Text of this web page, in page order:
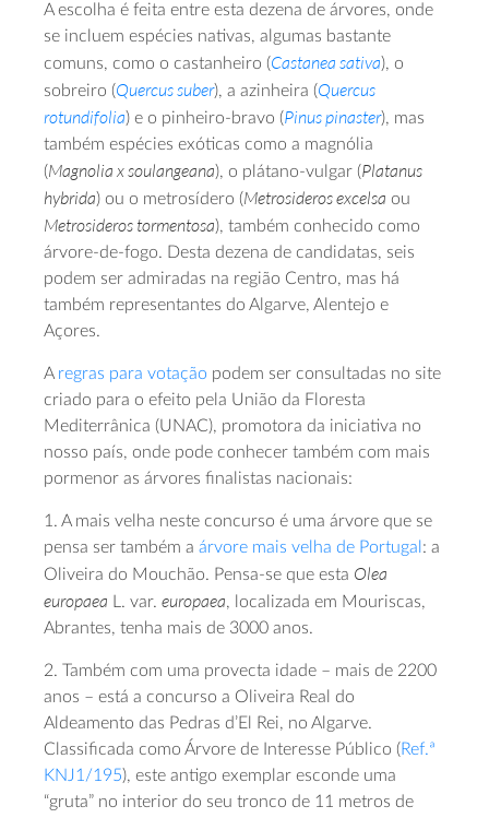
A escolha é feita entre esta dezena de árvores, onde
se incluem espécies nativas, algumas bastante
comuns, como o castanheiro (Castanea sativa), o
sobreiro (Quercus suber), a azinheira (Quercus
rotundifolia) e o pinheiro-bravo (Pinus pinaster), mas
também espécies exóticas como a magnólia
(Magnolia x soulangeana), o plátano-vulgar (Platanus
hybrida) ou o metrosídero (Metrosideros excelsa ou
Metrosideros tormentosa), também conhecido como
árvore-de-fogo. Desta dezena de candidatas, seis
podem ser admiradas na região Centro, mas há
também representantes do Algarve, Alentejo e
Açores.
A regras para votação podem ser consultadas no site
criado para o efeito pela União da Floresta
Mediterrânica (UNAC), promotora da iniciativa no
nosso país, onde pode conhecer também com mais
pormenor as árvores finalistas nacionais:
1. A mais velha neste concurso é uma árvore que se
pensa ser também a árvore mais velha de Portugal : a
Oliveira do Mouchão. Pensa-se que esta Olea
europaea L. var. europaea, localizada em Mouriscas,
Abrantes, tenha mais de 3000 anos.
2. Também com uma provecta idade – mais de 2200
anos – está a concurso a Oliveira Real do
Aldeamento das Pedras d’El Rei, no Algarve.
Classificada como Árvore de Interesse Público (Ref.ª
KNJ1/195), este antigo exemplar esconde uma
“gruta” no interior do seu tronco de 11 metros de